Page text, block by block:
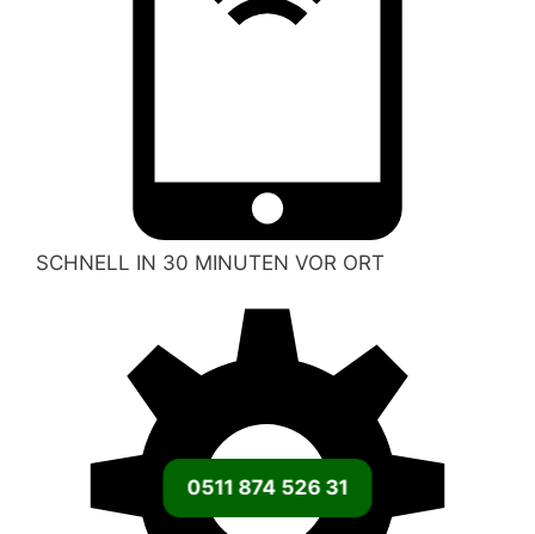
SCHNELL IN 30 MINUTEN VOR ORT
0511 874 526 31